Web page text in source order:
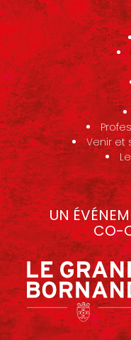
Venir et
UN
CO-